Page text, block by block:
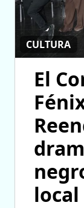
CULTURA
El
local